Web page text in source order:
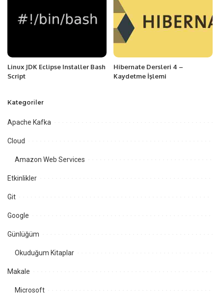
Linux JDK Eclipse Installer Bash
Script
Hibernate Dersleri 4 –
Kaydetme İşlemi
Kategoriler
Apache Kafka
Cloud
Amazon Web Services
Etkinlikler
Git
Google
Günlüğüm
Okuduğum Kitaplar
Makale
Microsoft